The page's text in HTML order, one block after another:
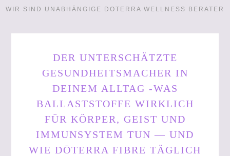
WIR SIND UNABHÄNGIGE DOTERRA WELLNESS BERATER
DER UNTERSCHÄTZTE
GESUNDHEITSMACHER IN
DEINEM ALLTAG -WAS
BALLASTSTOFFE WIRKLICH
FÜR KÖRPER, GEIST UND
IMMUNSYSTEM TUN — UND
WIE DŌTERRA FIBRE TÄGLICH